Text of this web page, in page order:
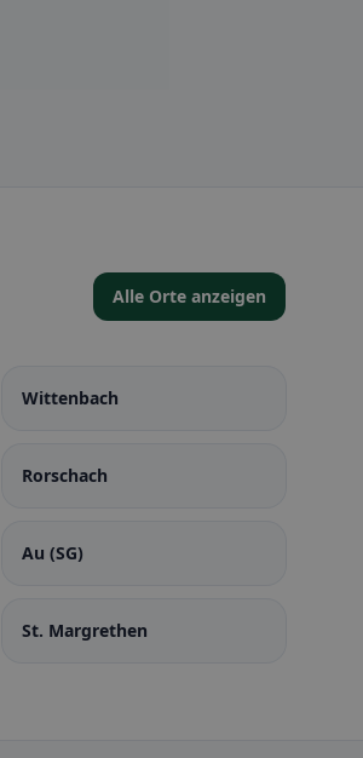
Alle Orte anzeigen
Wittenbach
Rorschach
Au (SG)
St. Margrethen